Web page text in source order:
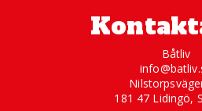
Båtliv
181 47 Lidingö,